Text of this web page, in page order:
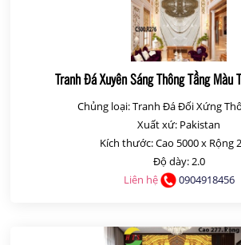
Tranh Đá Xuyên Sáng Thông Tầng Màu
Chủng loại: Tranh Đá Đối Xứng
Xuất xứ: Pakistan
Kích thước: Cao 5000 x
Độ dày: 2.0
Liên hệ
0904918456